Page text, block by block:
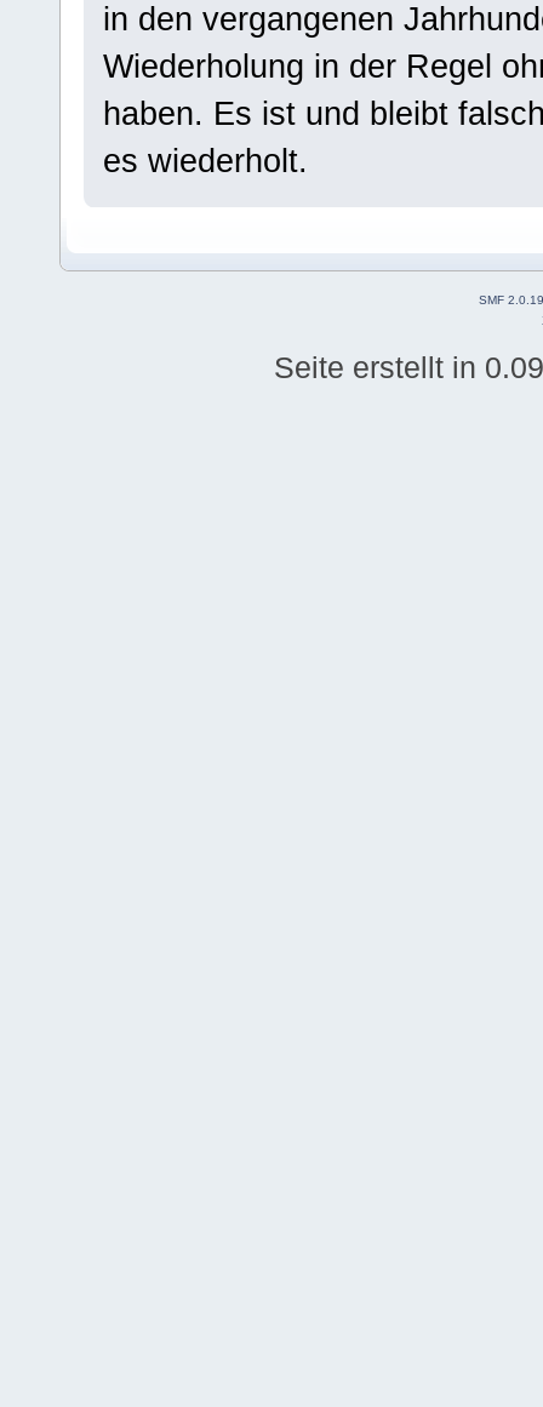
in den vergangenen
Wiederholung in der Regel
haben. Es ist und bleibt
es wiederholt.
SMF 2.0.19
Seite erstellt in